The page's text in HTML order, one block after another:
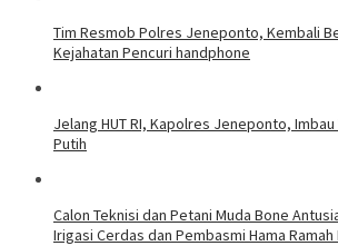
Tim Resmob Polres Jeneponto, Kembali
Kejahatan Pencuri handphone
Jelang HUT RI, Kapolres Jeneponto,
Putih
Calon Teknisi dan Petani Muda Bone
Irigasi Cerdas dan Pembasmi Hama Ramah